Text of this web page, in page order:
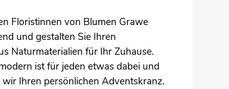
Floristinnen von Blumen Grawe
und gestalten Sie Ihren
Naturmaterialien für Ihr Zuhause.
ist für jeden etwas dabei und
Ihren persönlichen Adventskranz.